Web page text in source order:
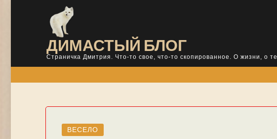
ДИМАСТЫЙ БЛОГ
Страничка Дмитрия. Что-то свое, что-то скопированное. О жизни, о
ВЕСЕЛО